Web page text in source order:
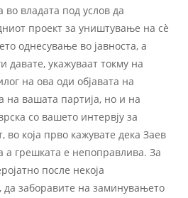
владата под услов да
проект за уништување на сѐ
однесување во јавноста, а
давате, укажуваат токму на
на ова оди објавата на
на вашата партија, но и на
со вашето интервју за
која прво кажувате дека Заев
а грешката е непоправлива. За
после некоја
да заборавите на заминувањето